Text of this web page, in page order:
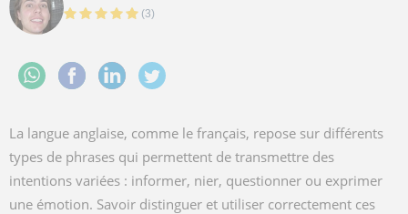
(3)
La langue anglaise, comme le français, repose sur différents
types de phrases qui permettent de transmettre des
intentions variées : informer, nier, questionner ou exprimer
une émotion. Savoir distinguer et utiliser correctement ces